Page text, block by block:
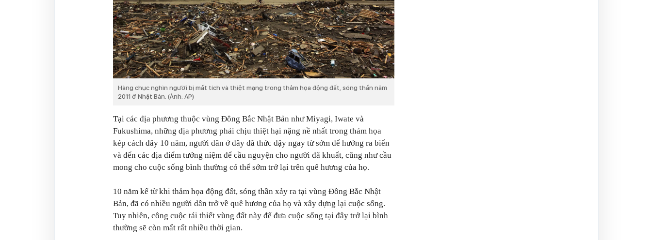
Hàng chục nghìn người bị mất tích và thiệt mạng trong thảm họa động đất, sóng thần năm
2011 ở Nhật Bản. (Ảnh: AP)
Tại các địa phương thuộc vùng Đông Bắc Nhật Bản như Miyagi, Iwate và
Fukushima, những địa phương phải chịu thiệt hại nặng nề nhất trong thảm họa
kép cách đây 10 năm, người dân ở đây đã thức dậy ngay từ sớm để hướng ra biển
và đến các địa điểm tưởng niệm để cầu nguyện cho người đã khuất, cũng như cầu
mong cho cuộc sống bình thường có thể sớm trở lại trên quê hương của họ.
10 năm kể từ khi thảm họa động đất, sóng thần xảy ra tại vùng Đông Bắc Nhật
Bản, đã có nhiều người dân trở về quê hương của họ và xây dựng lại cuộc sống.
Tuy nhiên, công cuộc tái thiết vùng đất này để đưa cuộc sống tại đây trở lại bình
thường sẽ còn mất rất nhiều thời gian.